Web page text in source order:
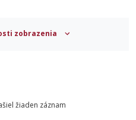
zobrazenia
žiaden záznam